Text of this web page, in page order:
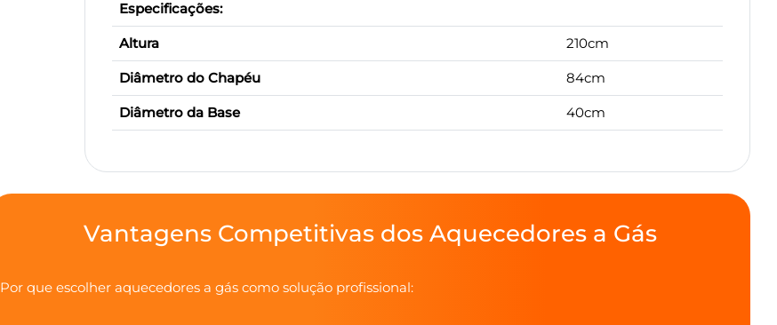
Especificações:
Altura 210cm
Diâmetro do Chapéu 84cm
Diâmetro da Base 40cm
Vantagens Competitivas dos Aquecedores a Gás
Por que escolher aquecedores a gás como solução profissional: